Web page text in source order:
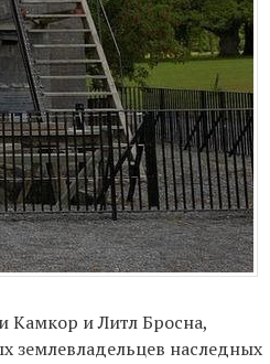
Камкор и Литл Бросна,
землевладельцев наследных